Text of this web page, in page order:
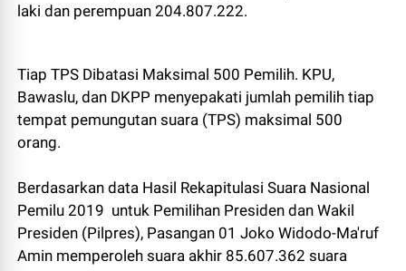
laki dan perempuan 204.807.222.
Tiap TPS Dibatasi Maksimal 500 Pemilih. KPU,
Bawaslu, dan DKPP menyepakati jumlah pemilih tiap
tempat pemungutan suara (TPS) maksimal 500
orang.
Berdasarkan data Hasil Rekapitulasi Suara Nasional
Pemilu 2019 untuk Pemilihan Presiden dan Wakil
Presiden (Pilpres), Pasangan 01 Joko Widodo-Ma'ruf
Amin memperoleh suara akhir 85.607.362 suara